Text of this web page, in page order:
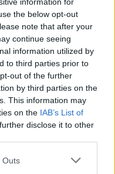
the below opt-out
note that after your
continue seeing
information utilized by
to third parties prior to
out of the further
by third parties on the
This information may
on the IAB’s List of
disclose it to other
Outs
los fines de semana
optimizar la
entre las zonas
La Ballena, Pedro
durante los cinco
navideña, lo que
de 20 minutos. El
Guiniguada con el
transita por la
desde allí, tomar la
Auditorio Alfredo
de El Rincón, para